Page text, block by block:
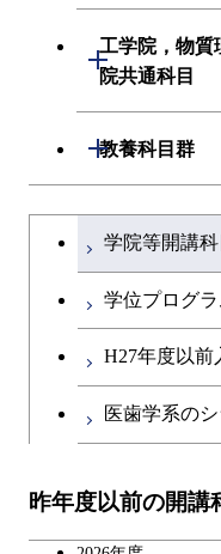
初年
創造プ
共通
初年次
創造プ
共通専
創造プ
共通専
建築
融合理
初年次
共通専
工学院，物質
院共通科目
開閉
工学院
教養科目群
開閉
文系教
英語科
第二外
アント
学士課程を切り替える
学院等開講科
学位プログ
H27年度以前
医歯学系の
昨年度以前の開講